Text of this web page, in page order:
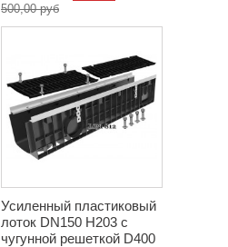
500,00 руб
Усиленный пластиковый
лоток DN150 H203 с
чугунной решеткой D400